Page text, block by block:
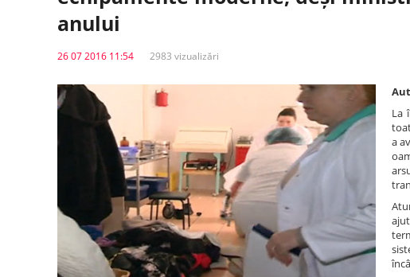
anului
26 07 2016 11:54 2983 vizualizări
La
a